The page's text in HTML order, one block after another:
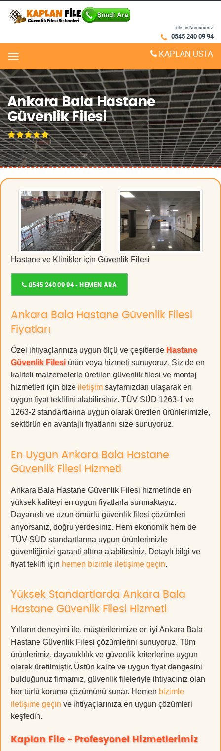
Telefon Numaramız:
0545 240 09 94
Menu KAPLAN USTA
Ankara Bala Hastane
Güvenlik Filesi
Hastane ve Klinikler için Güvenlik Filesi
0545 240 09 94 - HEMEN ARA
Ankara Bala Hastane Güvenlik Filesi
Fiyatları
Özel ihtiyaçlarınıza uygun ölçü ve çeşitlerde Hastane
Güvenlik Filesi ürün veya hizmeti sunuyoruz. Siz de en
kaliteli malzemelerle üretilen güvenlik filesi ve montaj
hizmetleri için bize iletişim sayfamızdan ulaşarak en
uygun fiyat teklifini alabilirsiniz. TÜV SÜD 1263-1 ve
1263-2 standartlarına uygun olarak üretilen ürünlerimizle,
sektörün en avantajlı fiyatlarını size sunuyoruz.
En Uygun Ankara Bala Hastane
Güvenlik Filesi Hizmeti
Ankara Bala Hastane Güvenlik Filesi hizmetinde en
yüksek kaliteyi en uygun fiyatlarla sunmaktayız.
Dayanıklı ve uzun ömürlü güvenlik filesi çözümleri
arıyorsanız, doğru yerdesiniz. Hem ekonomik hem de
TÜV SÜD standartlarına uygun ürünlerimizle
güvenliğinizi garanti altına alabilirsiniz. Detaylı bilgi ve
fiyat teklifi için hemen bizimle iletişime geçin.
Yüksek Standartlarda Ankara Bala
Hastane Güvenlik Filesi Hizmeti
Yılların deneyimi ile, müşterilerimize en iyi Ankara Bala
Hastane Güvenlik Filesi çözümlerini sunuyoruz. Tüm
ürünlerimiz, dayanıklılık ve güvenlik kriterlerine uygun
olarak üretilmiştir. Üstün kalite ve uygun fiyat dengesini
bulduğunuz firmamız, güvenlik fileleriyle ihtiyacınız olan
her türlü koruma çözümünü sunar. Hemen bizimle
iletişime geçin ve ihtiyaçlarınıza en uygun çözümleri
keşfedin.
Kaplan File - Profesyonel Hizmetlerimiz